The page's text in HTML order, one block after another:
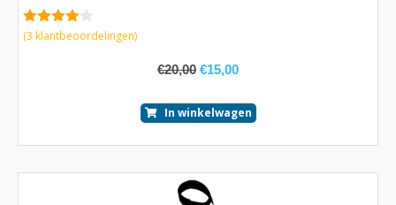
4.67van 5
(3 klantbeoordelingen)
€20,00 €15,00
In winkelwagen